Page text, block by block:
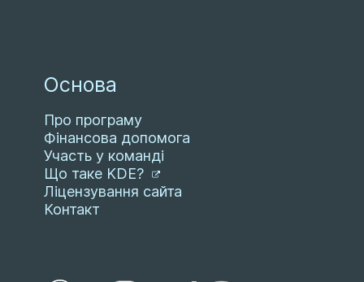
Основа
Про програму
Фінансова допомога
Участь у команді
Що таке KDE?
Ліцензування сайта
Контакт